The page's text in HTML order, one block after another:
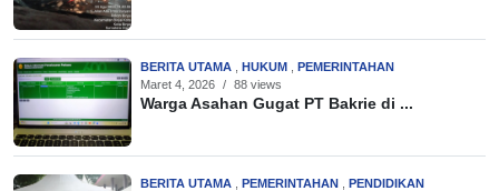
BERITA UTAMA HUKUM
PEMERINTAHAN
Maret 4, 2026 / 88 views
Warga Asahan Gugat PT Bakrie di ...
BERITA UTAMA PEMERINTAHAN
PENDIDIKAN